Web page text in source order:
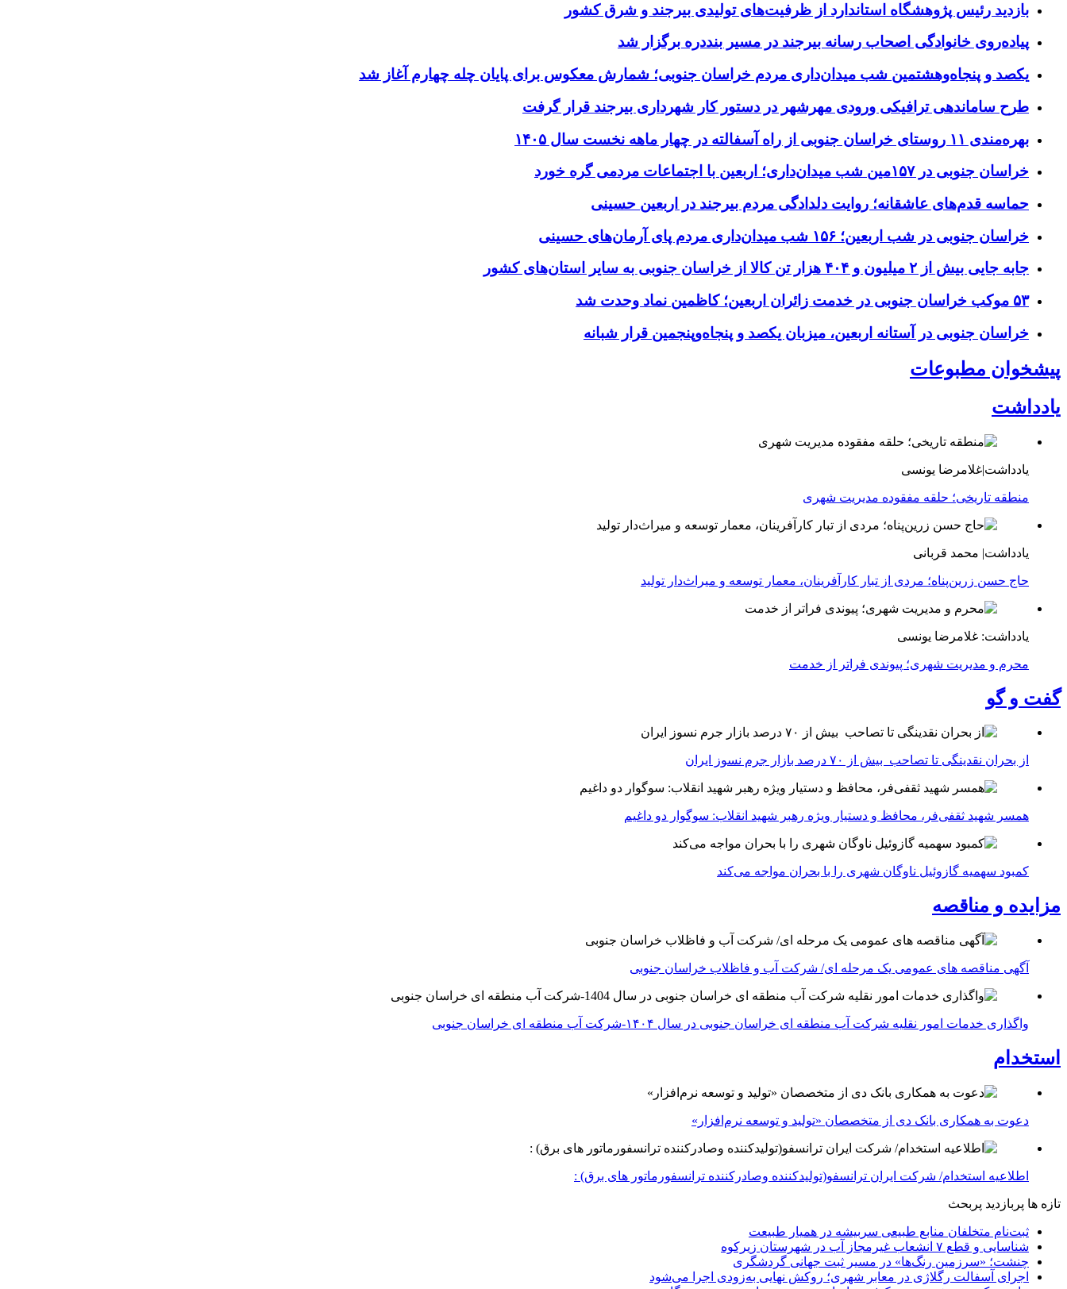
بازدید رئیس پژوهشگاه استاندارد از ظرفیت‌های تولیدی بیرجند و شرق کشور
پیاده‌روی خانوادگی اصحاب رسانه بیرجند در مسیر بنددره برگزار شد
یکصد و پنجاه‌وهشتمین شب میدان‌داری مردم خراسان جنوبی؛ شمارش معکوس برای پایان چله چهارم آغاز شد
طرح ساماندهی ترافیکی ورودی مهرشهر در دستور کار شهرداری بیرجند قرار گرفت
بهره‌مندی ۱۱ روستای خراسان جنوبی از راه آسفالته در چهار ماهه نخست سال ۱۴۰۵
خراسان جنوبی در ۱۵۷مین شب میدان‌داری؛ اربعین با اجتماعات مردمی گره خورد
حماسه قدم‌های عاشقانه؛ روایت دلدادگی مردم بیرجند در اربعین حسینی
خراسان جنوبی در شب اربعین؛ ۱۵۶ شب میدان‌داری مردم پای آرمان‌های حسینی
جابه جایی بیش از ۲ میلیون و ۴۰۴ هزار تن کالا از خراسان جنوبی به سایر استان‌های کشور
۵۳ موکب خراسان جنوبی در خدمت زائران اربعین؛ کاظمین نماد وحدت شد
خراسان جنوبی در آستانه اربعین، میزبان یکصد و پنجاه‌وپنجمین قرار شبانه
پیشخوان مطبوعات
یادداشت
یادداشت|غلامرضا یونسی
منطقه تاریخی؛ حلقه مفقوده مدیریت شهری
یادداشت| محمد قربانی
حاج حسن زرین‌پناه؛ مردی از تبار کارآفرینان، معمار توسعه و میراث‌دار تولید
یادداشت: غلامرضا یونسی
محرم و مدیریت شهری؛ پیوندی فراتر از خدمت
گفت و گو
از بحران نقدینگی تا تصاحب بیش از ۷۰ درصد بازار جرم نسوز ایران
همسر شهید ثقفی‌فر، محافظ و دستیار ویژه رهبر شهید انقلاب: سوگوار دو داغیم
کمبود سهمیه گازوئیل ناوگان شهری را با بحران مواجه می‌کند
مزایده و مناقصه
آگهی مناقصه های عمومی یک مرحله ای/ شرکت آب و فاظلاب خراسان جنوبی
واگذاری خدمات امور نقلیه شرکت آب منطقه ای خراسان جنوبی در سال ۱۴۰۴-شرکت آب منطقه ای خراسان جنوبی
استخدام
دعوت به همکاری بانک دی از متخصصان «تولید و توسعه نرم‌افزار»
اطلاعیه استخدام/ شرکت ایران ترانسفو(تولیدکننده وصادرکننده ترانسفورماتور های برق) :
تازه ها پربازدید پربحث
ثبت‌نام متخلفان منابع طبیعی سربیشه در همیار طبیعت
شناسایی و قطع ۷ انشعاب غیرمجاز آب در شهرستان زیرکوه
چنشت؛ «سرزمین رنگ‌ها» در مسیر ثبت جهانی گردشگری
اجرای آسفالت رگلاژی در معابر شهری؛ روکش نهایی به‌زودی اجرا می‌شود